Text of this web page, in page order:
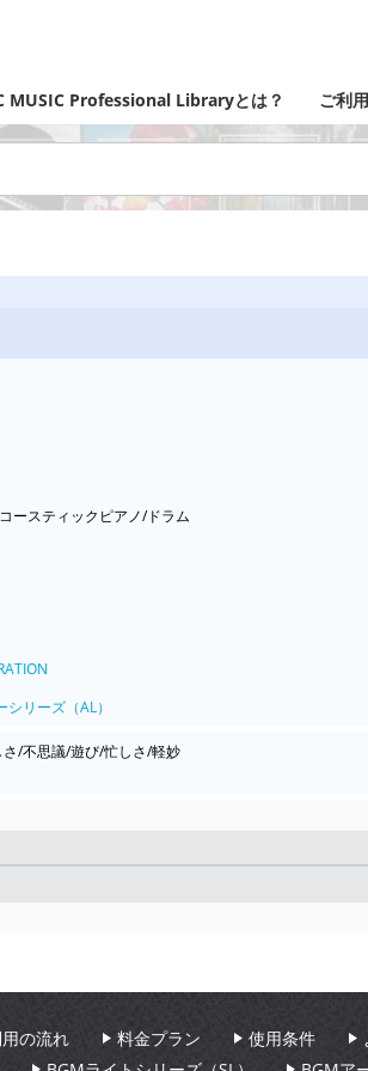
MUSIC Professional Libraryとは？ ご利
ースティックピアノ/ドラム
リーズ（AL）
/不思議/遊び/忙しさ/軽妙
の流れ 料金プラン 使用条件